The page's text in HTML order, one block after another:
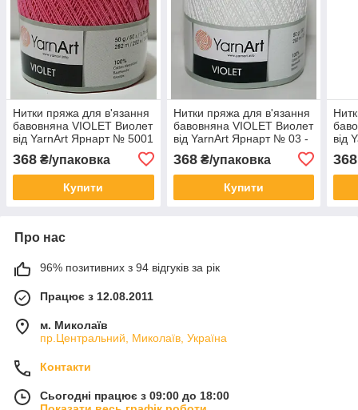
Нитки пряжа для в'язання
бавовняна VIOLET Виолет
від YarnArt Ярнарт № 5001
368 ₴/упаковка
Купити
Нитки пряжа для в'язання
бавовняна VIOLET Виолет
від YarnArt Ярнарт № 03 -
368₴/упаковка
Купити
від
368
Про нас
96% позитивних з 94 відгуків за рік
Працює з 12.08.2011
м. Миколаїв
пр.Центральний, Миколаїв, Україна
Контакти
Сьогодні працює з 09:00 до 18:00